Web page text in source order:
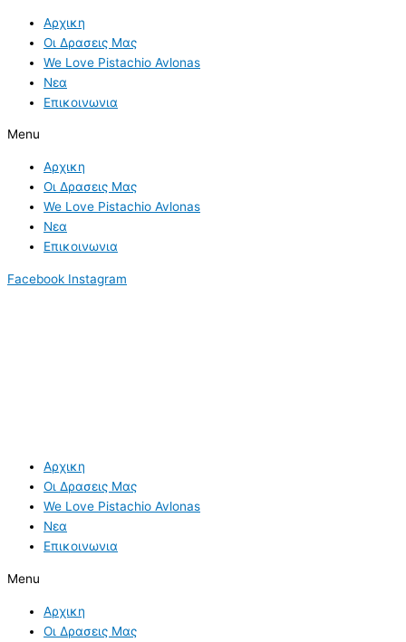
content
Αρχικη
Οι Δρασεις Μας
We Love Pistachio Avlonas
Νεα
Επικοινωνια
Menu
Αρχικη
Οι Δρασεις Μας
We Love Pistachio Avlonas
Νεα
Επικοινωνια
Facebook Instagram
Αρχικη
Οι Δρασεις Μας
We Love Pistachio Avlonas
Νεα
Επικοινωνια
Menu
Αρχικη
Οι Δρασεις Μας
εξαγωγών
ακτινιδίου
–
Πάνω
από
200.000
σε
7
μήνες
a
r
c
h
r